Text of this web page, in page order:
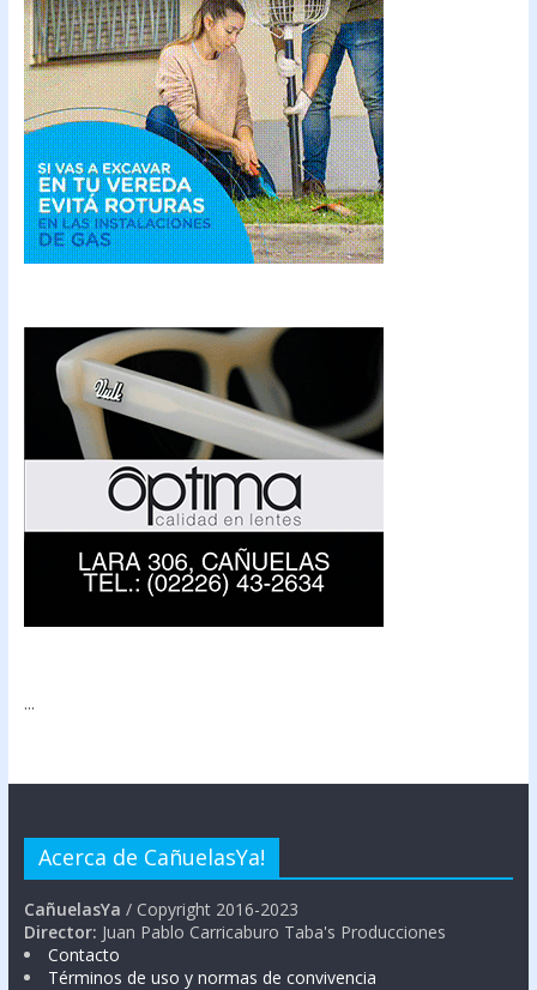
...
Acerca de CañuelasYa!
CañuelasYa / Copyright 2016-2023
Director: Juan Pablo Carricaburo Taba's Producciones
Contacto
Términos de uso y normas de convivencia